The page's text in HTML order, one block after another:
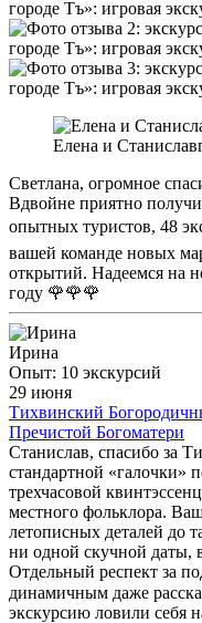
Елена и Станислав
Светлана, огромное
Вдвойне приятно
опытных туристов, 48
вашей команде новых
открытий. Надеемся на
году 🌹🌹🌹
Ирина
Опыт: 10 экскурсий
29 июня
Тихвинский
Пречистой Богоматери
Станислав, спасибо за
стандартной «галочки»
трехчасовой
местного фольклора.
летописных деталей до
ни одной скучной даты,
Отдельный респект за
динамичным даже
экскурсию ловили себя